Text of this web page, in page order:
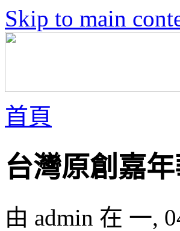
Skip to main
首頁
台灣原創嘉
由 admin 在 一,